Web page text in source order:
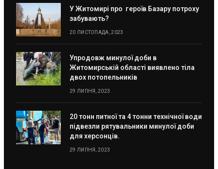
У Житомирі про героїв Базару потроху
забувають?
20 ЛИСТОПАДА, 2023
Упродовж минулої доби в
Житомирській області виявлено тіла
двох потопельників
29 ЛИПНЯ, 2023
20 тонн питної та 4 тонни технічної води
підвезли рятувальники минулої доби
для херсонців.
29 ЛИПНЯ, 2023